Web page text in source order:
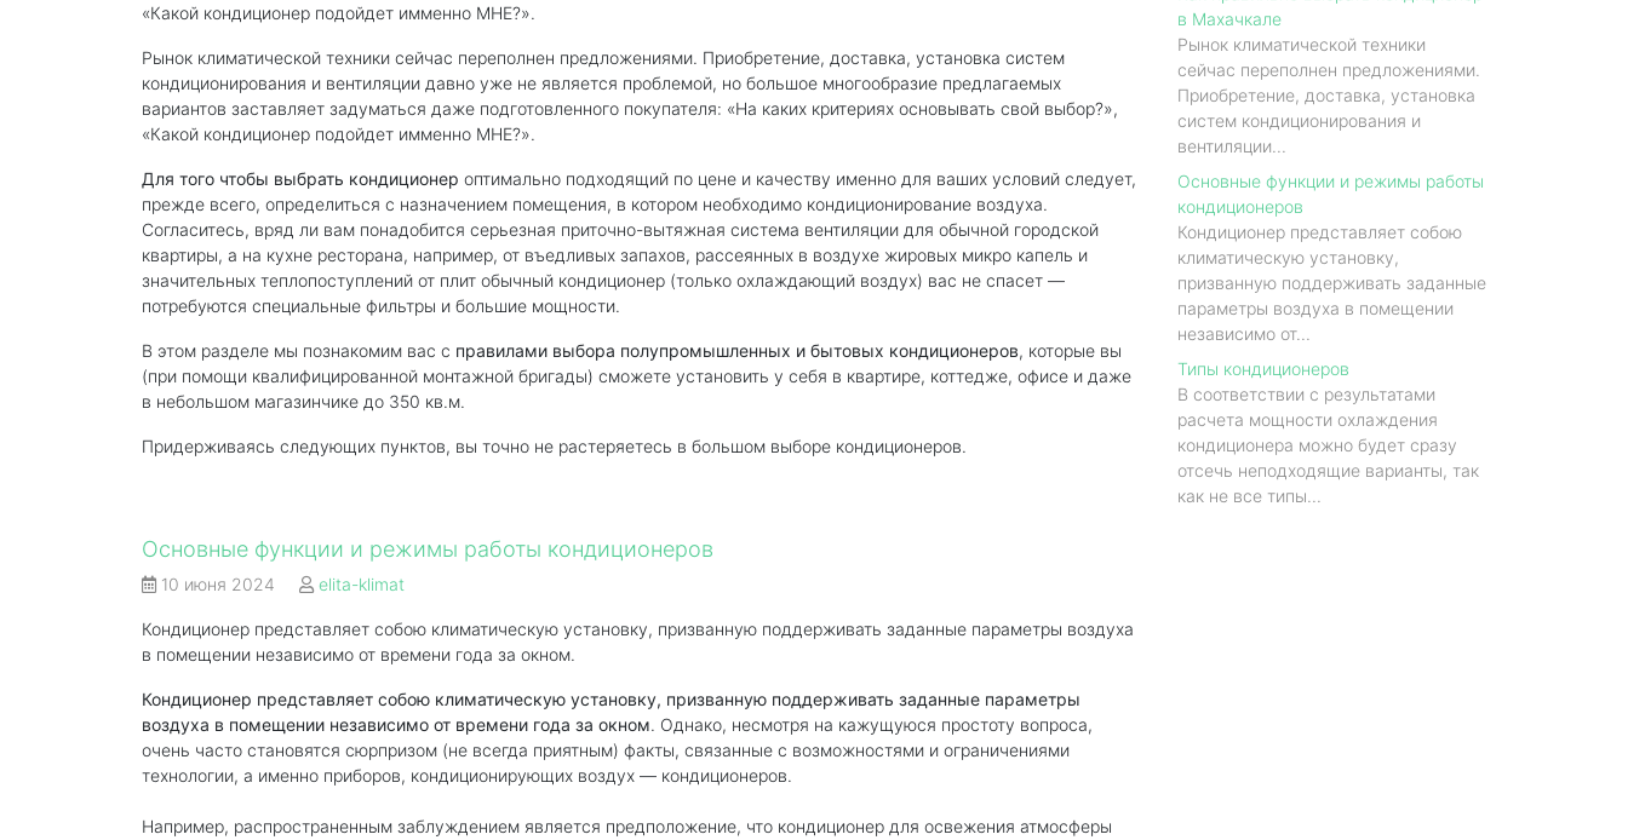
«Какой кондиционер подойдет имменно МНЕ?».
Рынок климатической техники сейчас переполнен предложениями. Приобретение, доставка, установка систем
кондиционирования и вентиляции давно уже не является проблемой, но большое многообразие предлагаемых
вариантов заставляет задуматься даже подготовленного покупателя: «На каких критериях основывать свой выбор?»,
«Какой кондиционер подойдет имменно МНЕ?».
Для того чтобы выбрать кондиционер оптимально подходящий по цене и качеству именно для ваших условий следует,
прежде всего, определиться с назначением помещения, в котором необходимо кондиционирование воздуха.
Согласитесь, вряд ли вам понадобится серьезная приточно-вытяжная система вентиляции для обычной городской
квартиры, а на кухне ресторана, например, от въедливых запахов, рассеянных в воздухе жировых микро капель и
значительных теплопоступлений от плит обычный кондиционер (только охлаждающий воздух) вас не спасет —
потребуются специальные фильтры и большие мощности.
В этом разделе мы познакомим вас с правилами выбора полупромышленных и бытовых кондиционеров, которые вы
(при помощи квалифицированной монтажной бригады) сможете установить у себя в квартире, коттедже, офисе и даже
в небольшом магазинчике до 350 кв.м.
Придерживаясь следующих пунктов, вы точно не растеряетесь в большом выборе кондиционеров.
Основные функции и режимы работы кондиционеров
10 июня 2024 elita-klimat
Кондиционер представляет собою климатическую установку, призванную поддерживать заданные параметры воздуха
в помещении независимо от времени года за окном.
Кондиционер представляет собою климатическую установку, призванную поддерживать заданные параметры
воздуха в помещении независимо от времени года за окном. Однако, несмотря на кажущуюся простоту вопроса,
очень часто становятся сюрпризом (не всегда приятным) факты, связанные с возможностями и ограничениями
технологии, а именно приборов, кондиционирующих воздух — кондиционеров.
Например, распространенным заблуждением является предположение, что кондиционер для освежения атмосферы
в Махачкале
Рынок климатической техники
сейчас переполнен предложениями.
Приобретение, доставка, установка
систем кондиционирования и
вентиляции...
Основные функции и режимы работы
кондиционеров
Кондиционер представляет собою
климатическую установку,
призванную поддерживать заданные
параметры воздуха в помещении
независимо от...
Типы кондиционеров
В соответствии с результатами
расчета мощности охлаждения
кондиционера можно будет сразу
отсечь неподходящие варианты, так
как не все типы...